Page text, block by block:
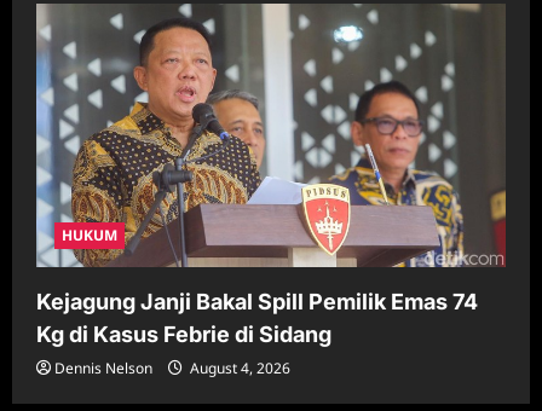
HUKUM
Kejagung Janji Bakal Spill Pemilik Emas 74
Kg di Kasus Febrie di Sidang
Dennis Nelson August 4, 2026